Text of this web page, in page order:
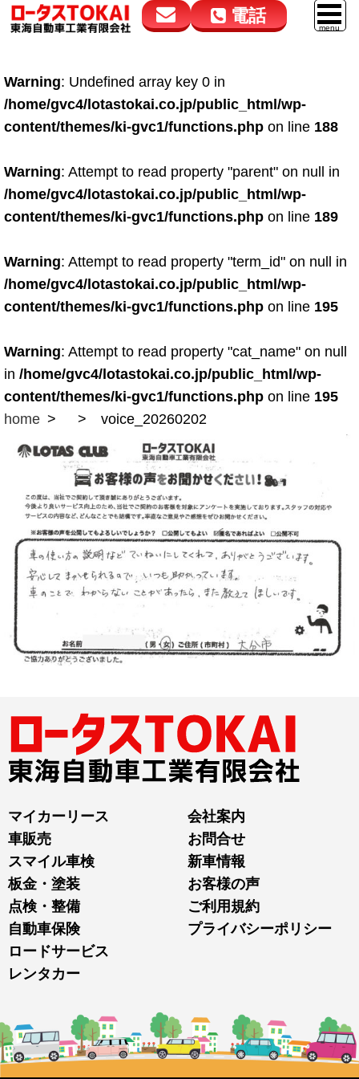
電話
050-5264-4432
9:00～18:00
050-5264-4433
9:00～18:00
車販売
スマイル車検
鈑金・塗装
点検・整備
ロードサービス
レンタカー
Warning: Undefined array key 0 in
/home/gvc4/lotastokai.co.jp/public_html/wp-
content/themes/ki-gvc1/functions.php on line 188
Warning: Attempt to read property "parent" on null in
/home/gvc4/lotastokai.co.jp/public_html/wp-
content/themes/ki-gvc1/functions.php on line 189
Warning: Attempt to read property "term_id" on null in
/home/gvc4/lotastokai.co.jp/public_html/wp-
content/themes/ki-gvc1/functions.php on line 195
Warning: Attempt to read property "cat_name" on null
in /home/gvc4/lotastokai.co.jp/public_html/wp-
content/themes/ki-gvc1/functions.php on line 195
home
voice_20260202
マイカーリース
車販売
スマイル車検
板金・塗装
点検・整備
自動車保険
ロードサービス
レンタカー
会社案内
お問合せ
新車情報
お客様の声
ご利用規約
プライバシーポリシー